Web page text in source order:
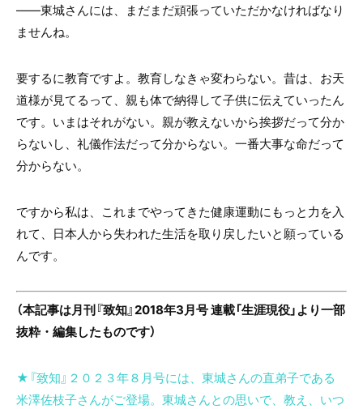
――東城さんには、まだまだ頑張っていただかなければなり
ませんね。
要するに教育ですよ。教育しなきゃ変わらない。昔は、お天
道様が見てるって、親も体で納得して子供に伝えていったん
です。いまはそれがない。親が教えないから挨拶だって分か
らないし、礼儀作法だって分からない。一番大事な命だって
分からない。
ですから私は、これまでやってきた健康運動にもっと力を入
れて、日本人から失われた生活を取り戻したいと願っている
んです。
（本記事は月刊『致知』2018年3月号 連載「生涯現役」より一部
抜粋・編集したものです）
★『致知』２０２３年８月号には、東城さんの直弟子である
米澤佐枝子さんがご登場。東城さんとの思いで、教え、いつ